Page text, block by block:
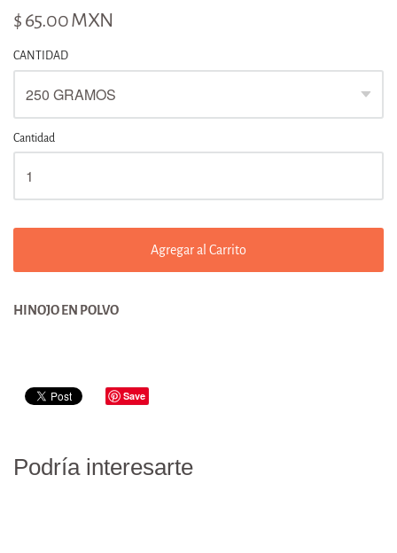
$ 65.00 MXN
CANTIDAD
Cantidad
Agregar al Carrito
HINOJO EN POLVO
Save
Podría interesarte